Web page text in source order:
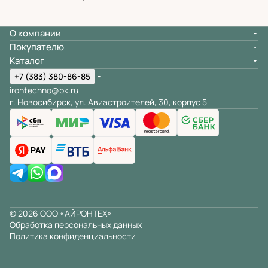
О компании
Покупателю
Каталог
+7 (383) 380-86-85
irontechno@bk.ru
г. Новосибирск, ул. Авиастроителей, 30, корпус 5
© 2026 ООО «АЙРОНТЕХ»
Обработка персональных данных
Политика конфиденциальности